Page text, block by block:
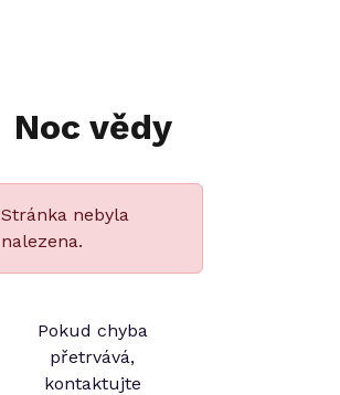
Noc vědy
Stránka nebyla
nalezena.
Pokud chyba
přetrvává,
kontaktujte